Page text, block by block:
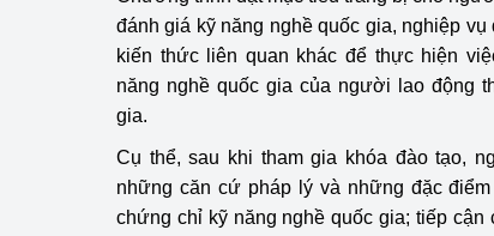
tạo
Thông báo
Bảo vệ nền
Doanh nghiệp
đánh giá kỹ năng nghề quốc gia, nghiệp
kiến thức liên quan khác để thực hiện
năng nghề quốc gia của người lao động
gia.
Cụ thể, sau khi tham gia khóa đào tạo,
những căn cứ pháp lý và những đặc
chứng chỉ kỹ năng nghề quốc gia; tiếp cận